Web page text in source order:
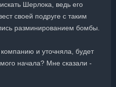
Шерлока, ведь его
своей подруге с таким
разминированием бомбы.
и уточняла, будет
начала? Мне сказали -